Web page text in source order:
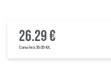
26.29 €
Cena litrā 35.05 €/L